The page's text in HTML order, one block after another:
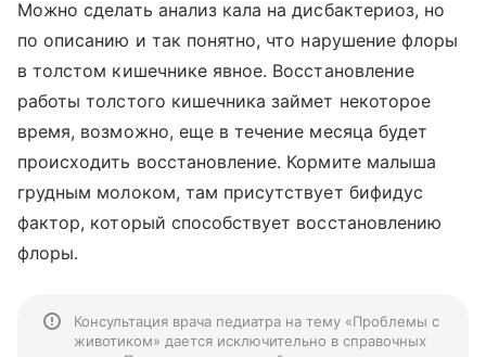
Можно сделать анализ кала на дисбактериоз, но
по описанию и так понятно, что нарушение флоры
в толстом кишечнике явное. Восстановление
работы толстого кишечника займет некоторое
время, возможно, еще в течение месяца будет
происходить восстановление. Кормите малыша
грудным молоком, там присутствует бифидус
фактор, который способствует восстановлению
флоры.
Консультация врача педиатра на тему «Проблемы с
животиком» дается исключительно в справочных